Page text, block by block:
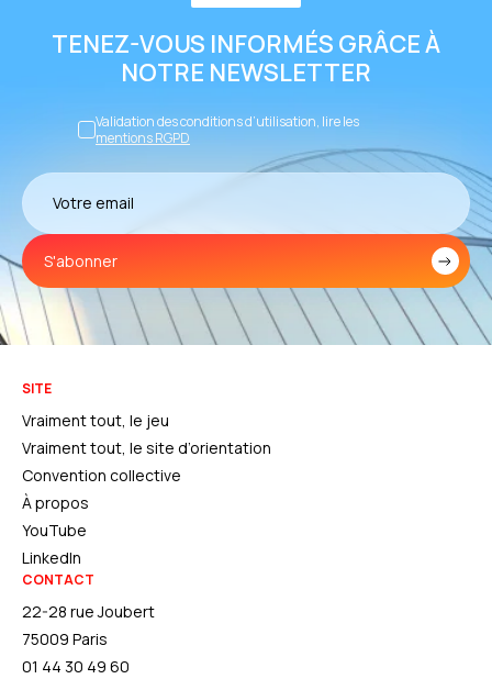
TENEZ-VOUS INFORMÉS GRÂCE À
NOTRE NEWSLETTER
Validation des conditions d’utilisation, lire les
mentions RGPD
S'abonner
SITE
Vraiment tout, le jeu
Vraiment tout, le site d’orientation
Convention collective
À propos
YouTube
LinkedIn
CONTACT
22-28 rue Joubert
75009 Paris
01 44 30 49 60